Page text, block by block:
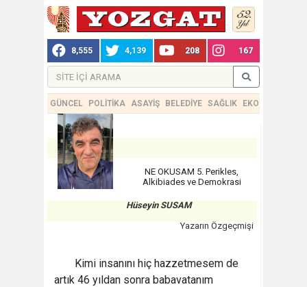
8,555 4,139 208 167
GÜNCEL POLİTİKA ASAYİŞ BELEDİYE SAĞLIK EKONOMİ
NE OKUSAM 5. Perikles,
Alkibiades ve Demokrasi
Hüseyin SUSAM
Yazarın Özgeçmişi
Kimi insanını hiç hazzetmesem de
artık 46 yıldan sonra babavatanım